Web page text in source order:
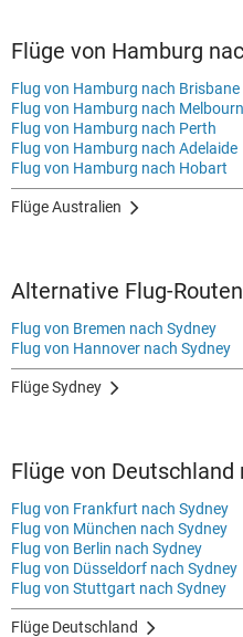
Flüge von Hamburg
Flug von Hamburg nach Brisbane
Flug von Hamburg nach
Flug von Hamburg nach Perth
Flug von Hamburg nach Adelaide
Flug von Hamburg nach Hobart
Flüge Australien
Alternative Flug-
Flug von Bremen nach Sydney
Flug von Hannover nach Sydney
Flüge Sydney
Flüge von Deutschland
Flug von Frankfurt nach Sydney
Flug von München nach Sydney
Flug von Berlin nach Sydney
Flug von Düsseldorf nach Sydney
Flug von Stuttgart nach Sydney
Flüge Deutschland